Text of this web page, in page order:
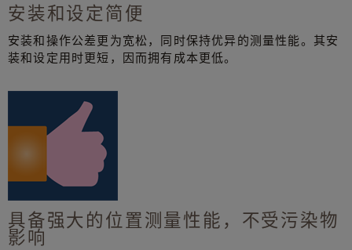
安装和设定简便
安装和操作公差更为宽松，同时保持优异的测量性能。其安
装和设定用时更短，因而拥有成本更低。
具备强大的位置测量性能，不受污染物
影响